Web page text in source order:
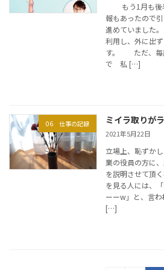
もう1月も後
報もあったので
進めていました
利用し、外に出
す。 ただ、毎
で 私 […]
06 仕事の記録 ミイラ取りが
2021年5月22日
立場上、恥ずか
業の役員の方に
を説明させて頂
を見る人には、
ーーw」と、言
[…]